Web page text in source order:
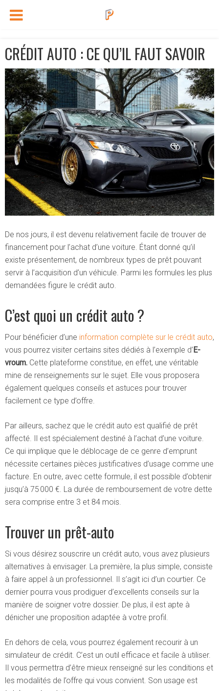
CRÉDIT AUTO : CE QU’IL FAUT SAVOIR
De nos jours, il est devenu relativement facile de trouver de
financement pour l’achat d’une voiture. Étant donné qu’il
existe présentement, de nombreux types de prêt pouvant
servir à l’acquisition d’un véhicule. Parmi les formules les plus
demandées figure le crédit auto.
C’est quoi un crédit auto ?
Pour bénéficier d’une information complète sur le crédit auto,
vous pourrez visiter certains sites dédiés à l’exemple d’E-
vroum. Cette plateforme constitue, en effet, une véritable
mine de renseignements sur le sujet. Elle vous proposera
également quelques conseils et astuces pour trouver
facilement ce type d’offre.
Par ailleurs, sachez que le crédit auto est qualifié de prêt
affecté. Il est spécialement destiné à l’achat d’une voiture.
Ce qui implique que le déblocage de ce genre d’emprunt
nécessite certaines pièces justificatives d’usage comme une
facture. En outre, avec cette formule, il est possible d’obtenir
jusqu’à 75 000 €. La durée de remboursement de votre dette
sera comprise entre 3 et 84 mois.
Trouver un prêt-auto
Si vous désirez souscrire un crédit auto, vous avez plusieurs
alternatives à envisager. La première, la plus simple, consiste
à faire appel à un professionnel. Il s’agit ici d’un courtier. Ce
dernier pourra vous prodiguer d’excellents conseils sur la
manière de soigner votre dossier. De plus, il est apte à
dénicher une proposition adaptée à votre profil.
En dehors de cela, vous pourrez également recourir à un
simulateur de crédit. C’est un outil efficace et facile à utiliser.
Il vous permettra d’être mieux renseigné sur les conditions et
les modalités de l’offre qui vous convient. Son usage est